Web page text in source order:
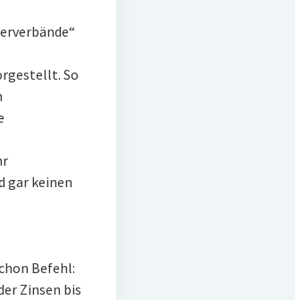
So
gar keinen
Befehl:
Zinsen bis